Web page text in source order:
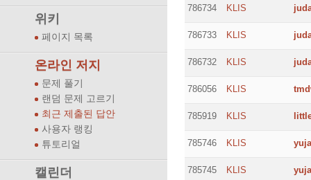
위키
페이지 목록
온라인 저지
문제 풀기
랜덤 문제 고르기
최근 제출된 답안
사용자 랭킹
튜토리얼
캘린더
786734 KLIS
786733 KLIS
786732 KLIS
786056 KLIS
785919 KLIS
785746 KLIS
785745 KLIS